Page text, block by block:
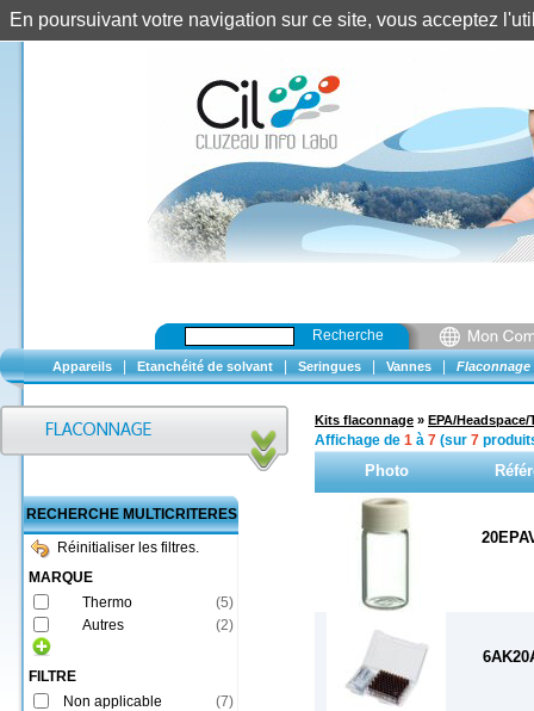
Recherche
Appareils Etanchéité de solvant Seringues Vannes Flaconnage
RECHERCHE MULTICRITERES
Réinitialiser les filtres.
MARQUE
Thermo
(5)
Autres
(2)
FILTRE
Non applicable
(7)
Kits flaconnage » EPA/Headspace/
Affichage de 1 à 7 (sur 7
Photo
En poursuivant votre navigation sur ce site, vous acceptez